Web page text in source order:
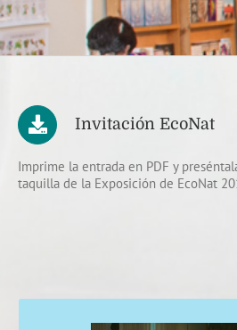
Invitación EcoNat
Imprime la entrada en PDF y
taquilla de la Exposición de EcoNat